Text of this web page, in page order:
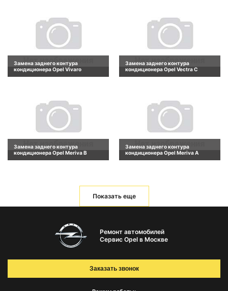
Замена заднего контура
кондиционера Opel Vivaro
Замена заднего контура
кондиционера Opel Vectra C
Замена заднего контура
кондиционера Opel Meriva B
Замена заднего контура
кондиционера Opel Meriva A
Показать еще
Ремонт автомобилей
Сервис Opel в Москве
Заказать звонок